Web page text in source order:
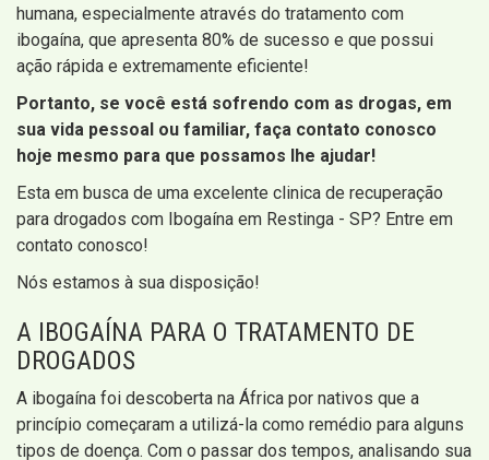
humana, especialmente através do tratamento com
ibogaína, que apresenta 80% de sucesso e que possui
ação rápida e extremamente eficiente!
Portanto, se você está sofrendo com as drogas, em
sua vida pessoal ou familiar, faça contato conosco
hoje mesmo para que possamos lhe ajudar!
Esta em busca de uma excelente clinica de recuperação
para drogados com Ibogaína em Restinga - SP? Entre em
contato conosco!
Nós estamos à sua disposição!
A IBOGAÍNA PARA O TRATAMENTO DE
DROGADOS
A ibogaína foi descoberta na África por nativos que a
princípio começaram a utilizá-la como remédio para alguns
tipos de doença. Com o passar dos tempos, analisando sua